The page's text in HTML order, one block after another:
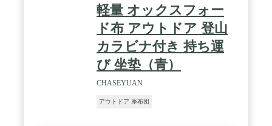
軽量 オックスフォー
ド布 アウトドア 登山
カラビナ付き 持ち運
び 坐垫（青）
CHASEYUAN
アウトドア 座布団